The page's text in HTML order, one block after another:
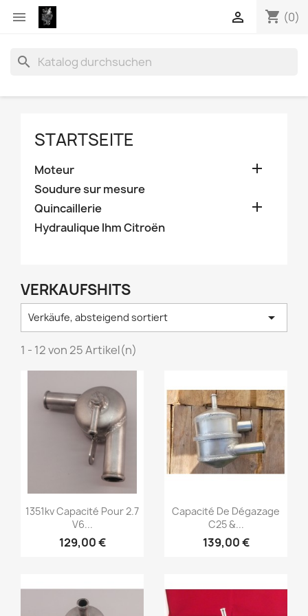
 shopping_cart (0)

search
STARTSEITE
Moteur 
Soudure sur mesure
Quincaillerie

Hydraulique lhm Citroën
VERKAUFSHITS
Verkäufe, absteigend sortiert 
1 - 12 von 25 Artikel(n)
Vorschau
1351kv Capacité Pour 2.7
V6...
129,00 €
Vorschau
Capacité De Dégazage
C25 &...
139,00 €